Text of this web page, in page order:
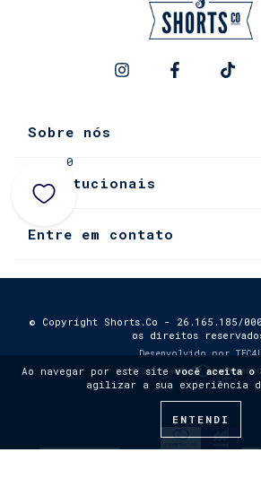
Ao navegar por este sitevocê aceita o
agilizar a sua experiência
ENTENDI
Sobre nós
Institucionais
Entre em contato
© Copyright Shorts.Co - 26.165.185/
os direitos
Desenvolvido por
0